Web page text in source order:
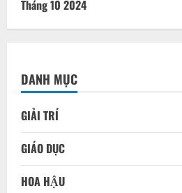
Tháng 10 2024
DANH MỤC
GIẢI TRÍ
GIÁO DỤC
HOA HẬU